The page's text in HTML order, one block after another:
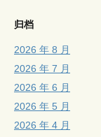
归档
2026 年 8 月
2026 年 7 月
2026 年 6 月
2026 年 5 月
2026 年 4 月